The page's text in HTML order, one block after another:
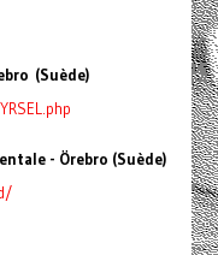
(Suède)
YRSEL.php
- Örebro (Suède)